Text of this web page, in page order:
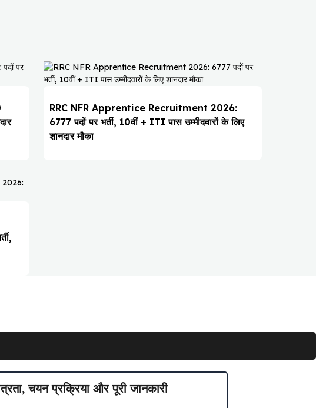
RRC NFR Apprentice Recruitment 2026:
6777 पदों पर भर्ती, 10वीं + ITI पास उम्मीदवारों के लिए
शानदार मौका
चयन प्रक्रिया और पूरी जानकारी